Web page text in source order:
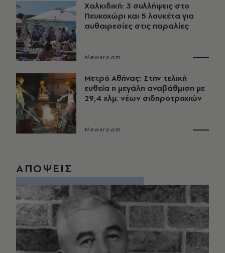
Χαλκιδική: 3 συλλήψεις στο
Πευκοχώρι και 5 λουκέτα για
αυθαιρεσίες στις παραλίες
Newsroom
Μετρό Αθήνας: Στην τελική
ευθεία η μεγάλη αναβάθμιση με
29,4 χλμ. νέων σιδηροτροχιών
Newsroom
ΑΠΟΨΕΙΣ